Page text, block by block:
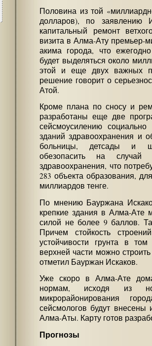
Половина из той
долларов), по заявлению
капитальный ремонт
визита в Алма-Ату премьер-
акима города, что
будет выделяться около
этой и еще двух важных
решение говорит о
Атой.
Кроме плана по сносу и
разработаны еще две
сейсмоусилению
зданий здравоохранения и
больницы, детсады и
обезопасить на случай
здравоохранения, что
283 объекта образования,
миллиардов тенге.
По мнению Бауржана
крепкие здания в Алма-Ате
силой не более 9 баллов.
Причем стойкость
устойчивости грунта в
верхней части можно
отметил Бауржан Искаков.
Уже скоро в Алма-Ате
нормам, исходя из
микрорайонирования
сейсмологов будут
Алма-Аты. Карту готов
Прогнозы